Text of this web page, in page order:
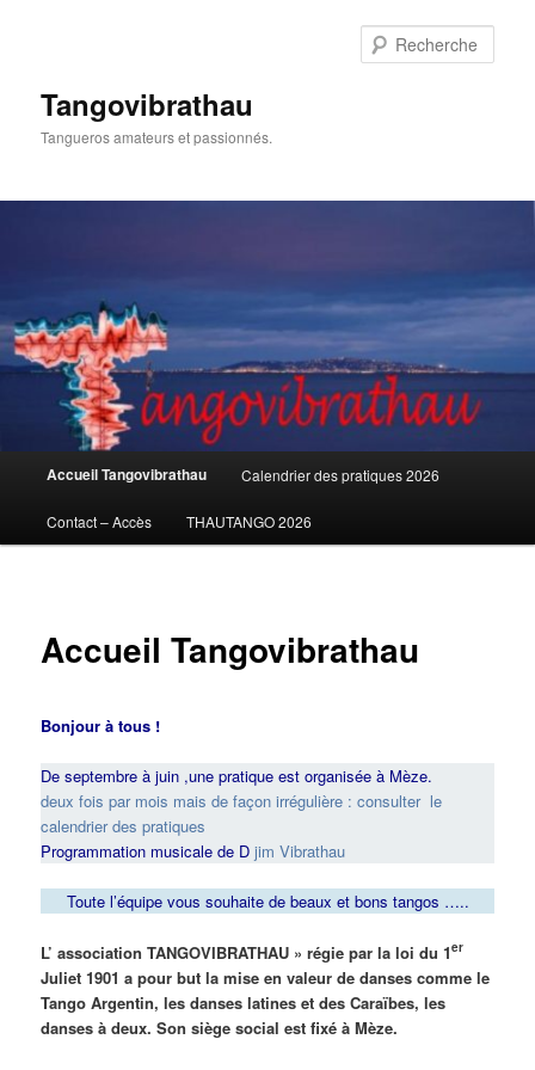
Tangovibrathau
Tangueros amateurs et passionnés.
Accueil Tangovibrathau Calendrier des pratiques 2026
Contact – Accès THAUTANGO 2026
Accueil Tangovibrathau
Bonjour à tous !
De septembre à juin ,une pratique est organisée à Mèze.
deux fois par mois mais de façon irrégulière : consulter le
calendrier des pratiques
Programmation musicale de D jim Vibrathau
Toute l’équipe vous souhaite de beaux et bons tangos …..
L’ association TANGOVIBRATHAU » régie par la loi du 1er
Juliet 1901 a pour but la mise en valeur de danses comme le
Tango Argentin, les danses latines et des Caraïbes, les
danses à deux. Son siège social est fixé à Mèze.